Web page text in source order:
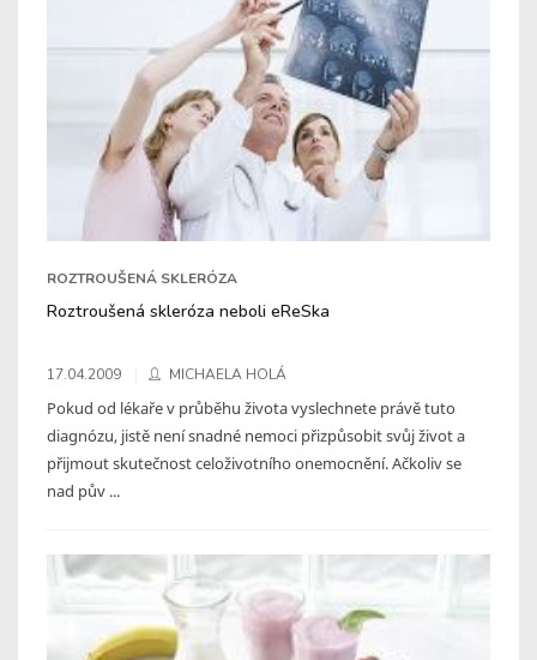
ROZTROUŠENÁ SKLERÓZA
Roztroušená skleróza neboli eReSka
17.04.2009 MICHAELA HOLÁ
Pokud od lékaře v průběhu života vyslechnete právě tuto
diagnózu, jistě není snadné nemoci přizpůsobit svůj život a
přijmout skutečnost celoživotního onemocnění. Ačkoliv se
nad pův ...